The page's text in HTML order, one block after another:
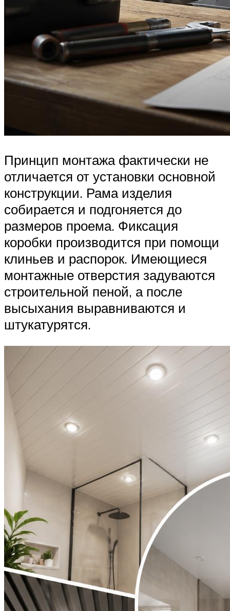
Принцип монтажа фактически не
отличается от установки основной
конструкции. Рама изделия
собирается и подгоняется до
размеров проема. Фиксация
коробки производится при помощи
клиньев и распорок. Имеющиеся
монтажные отверстия задуваются
строительной пеной, а после
высыхания выравниваются и
штукатурятся.